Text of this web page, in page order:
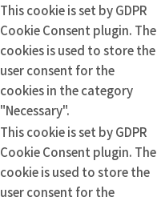
This cookie is set by GDPR
Cookie Consent plugin. The
cookies is used to store the
user consent for the
cookies in the category
"Necessary".
This cookie is set by GDPR
Cookie Consent plugin. The
cookie is used to store the
user consent for the